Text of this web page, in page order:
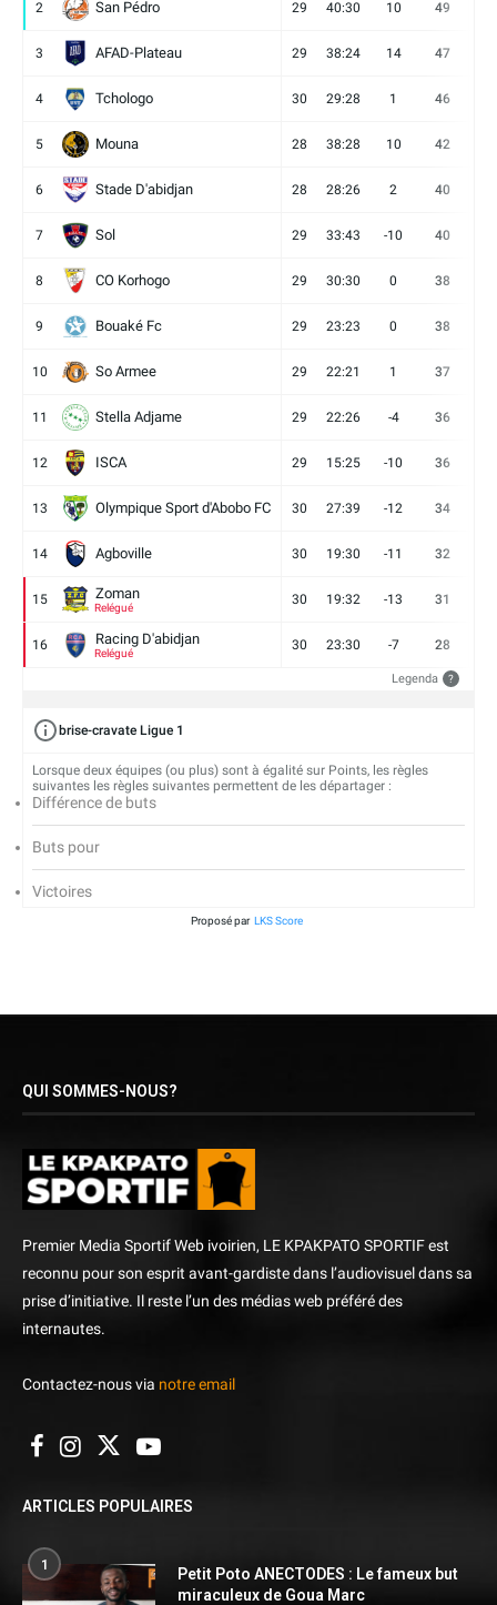
2 San Pédro 29 40:30 10 49
3 AFAD-Plateau 29 38:24 14 47
4 Tchologo 30 29:28 1 46
5 Mouna 28 38:28 10 42
6 Stade D'abidjan 28 28:26 2 40
7 Sol 29 33:43 -10 40
8 CO Korhogo 29 30:30 0 38
9 Bouaké Fc 29 23:23 0 38
10 So Armee 29 22:21 1 37
11 Stella Adjame 29 22:26 -4 36
12 ISCA 29 15:25 -10 36
13 Olympique Sport d'Abobo FC 30 27:39 -12 34
14 Agboville 30 19:30 -11 32
15 Zoman
Relégué
30 19:32 -13 31
16 Racing D'abidjan
Relégué
30 23:30 -7 28
Legenda ?
brise-cravate Ligue 1
Lorsque deux équipes (ou plus) sont à égalité sur Points, les règles
suivantes les règles suivantes permettent de les départager :
Différence de buts
Buts pour
Victoires
Proposé par LKS Score
QUI SOMMES-NOUS?
Premier Media Sportif Web ivoirien, LE KPAKPATO SPORTIF est
reconnu pour son esprit avant-gardiste dans l’audiovisuel dans sa
prise d’initiative. Il reste l’un des médias web préféré des
internautes.
Contactez-nous via notre email
ARTICLES POPULAIRES
1
Petit Poto ANECTODES : Le fameux but
miraculeux de Goua Marc